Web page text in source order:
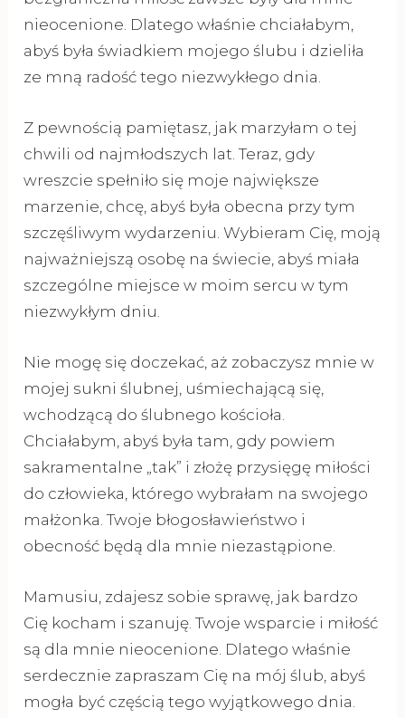
nieocenione. Dlatego właśnie chciałabym,
abyś była świadkiem mojego ślubu i dzieliła
ze mną radość tego niezwykłego dnia.
Z pewnością pamiętasz, jak marzyłam o tej
chwili od najmłodszych lat. Teraz, gdy
wreszcie spełniło się moje największe
marzenie, chcę, abyś była obecna przy tym
szczęśliwym wydarzeniu. Wybieram Cię, moją
najważniejszą osobę na świecie, abyś miała
szczególne miejsce w moim sercu w tym
niezwykłym dniu.
Nie mogę się doczekać, aż zobaczysz mnie w
mojej sukni ślubnej, uśmiechającą się,
wchodzącą do ślubnego kościoła.
Chciałabym, abyś była tam, gdy powiem
sakramentalne „tak” i złożę przysięgę miłości
do człowieka, którego wybrałam na swojego
małżonka. Twoje błogosławieństwo i
obecność będą dla mnie niezastąpione.
Mamusiu, zdajesz sobie sprawę, jak bardzo
Cię kocham i szanuję. Twoje wsparcie i miłość
są dla mnie nieocenione. Dlatego właśnie
serdecznie zapraszam Cię na mój ślub, abyś
mogła być częścią tego wyjątkowego dnia.